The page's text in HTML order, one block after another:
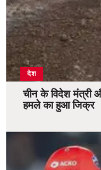
देश
चीन के विदेश मंत्री
हमले का हुआ जिक्र